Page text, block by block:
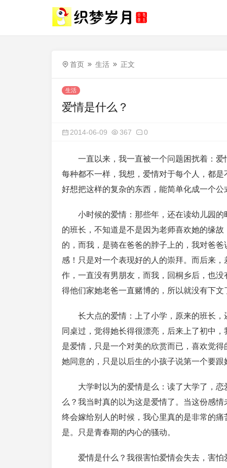
首页 生活 正文
生活
爱情是什么？
2014-06-09 367 0
一直以来，我一直被一个问题困扰着：
每种都不一样，我想，爱情对于每个人，都
好想把这样的复杂的东西，能简单化成一个
小时候的爱情：那些年，还在读幼儿园
的班长，不知道是不是因为老师喜欢她的缘
的，而我，是骑在爸爸的脖子上的，我对爸
感！只是对一个表现好的人的崇拜。而后来
作，一直没有男朋友，而我，回桐乡后，也
得他们家她老爸一直赌博的，所以就没有下文
长大点的爱情：上了小学，原来的班长
同桌过，觉得她长得很漂亮，后来上了初中
是爱情，只是一个对美的欣赏而已，喜欢觉
她同意的，只是以后生的小孩子说第一个要
大学时以为的爱情是么：读了大学了，
么？我当时真的以为这是爱情了。当这份感
终会嫁给别人的时候，我心里真的是非常的
是。只是青春期的内心的骚动。
爱情是什么？我很害怕爱情会失去，害